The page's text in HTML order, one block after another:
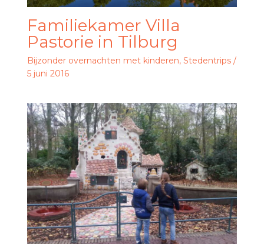
Familiekamer Villa
Pastorie in Tilburg
Bijzonder overnachten met kinderen, Stedentrips/
5 juni 2016